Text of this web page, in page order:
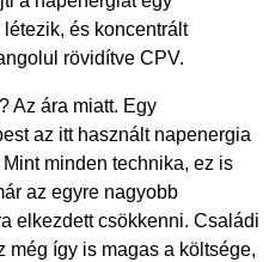
és koncentrált
rövidítve CPV.
Az ára miatt. Egy
az itt használt napenergia
minden technika, ez is
az egyre nagyobb
elkezdett csökkenni. Családi
még így is magas a költsége,